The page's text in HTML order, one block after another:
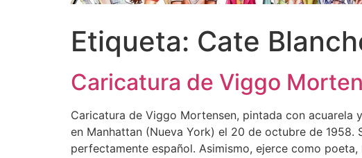
Etiqueta: Cate
Caricatura de Viggo
Caricatura de Viggo Mortensen, pintada con
en Manhattan (Nueva York) el 20 de octubre de
perfectamente español. Asimismo, ejerce como